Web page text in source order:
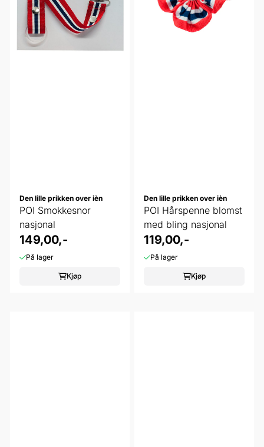
Den lille prikken over ièn
POI Smokkesnor
nasjonal
149,00,-
På lager
Kjøp
Den lille prikken over ièn
POI Hårspenne blomst
med bling nasjonal
119,00,-
På lager
Kjøp